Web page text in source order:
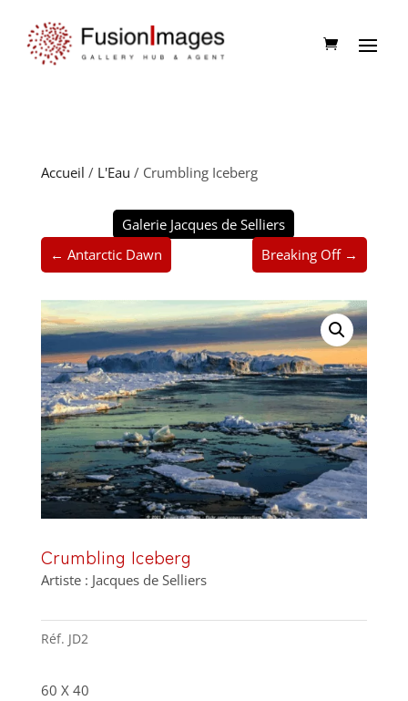
Accueil / L'Eau / Crumbling Iceberg
Galerie Jacques de Selliers
← Antarctic Dawn
Breaking Off →
Crumbling Iceberg
Artiste : Jacques de Selliers
Réf. JD2
60 X 40